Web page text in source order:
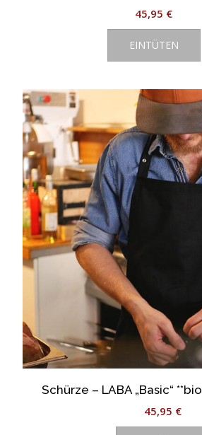
45,95 €
EINTÜTEN
Schürze – LABA „Basic“
45,95 €